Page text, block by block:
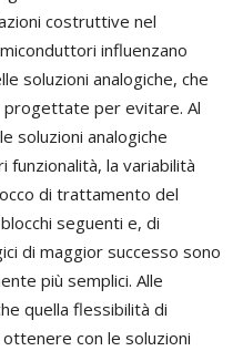
costruttive nel
influenzano
soluzioni analogiche, che
progettate per evitare. Al
soluzioni analogiche
la variabilità
di trattamento del
seguenti e, di
di maggior successo sono
più semplici. Alle
quella flessibilità di
con le soluzioni